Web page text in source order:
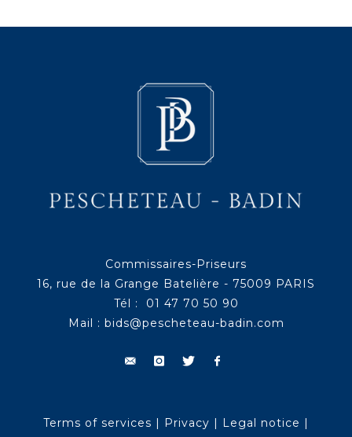
Commissaires-Priseurs
16, rue de la Grange Batelière - 75009 PARIS
Tél : 01 47 70 50 90
Mail : bids@pescheteau-badin.com
Terms of services | Privacy | Legal notice |